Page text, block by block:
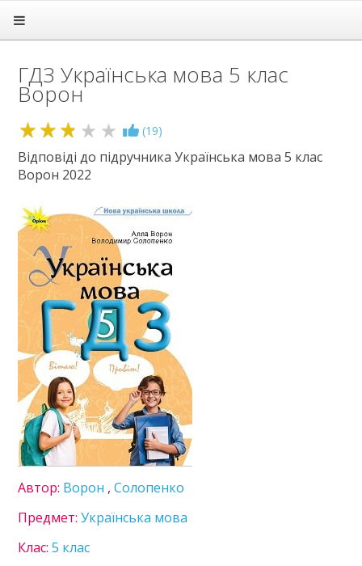
Підручники
ГДЗ
1 клас
2 клас
3 клас
4 клас
5 клас
Зарубіжна література
Здоров’я
Історія
Інформатика
Математика
Німецька мова
Природничі науки
Українська мова
Українська література
6 клас
7 клас
8 клас
9 клас
10 клас
11 клас
Статті
Зв'язок
ГДЗ Українська мова 5 клас
Ворон
2.8 (19)
Відповіді до підручника Українська мова 5 клас
Ворон 2022
Автор: Ворон ,Солопенко
Предмет:Українська мова
Клас:5 клас